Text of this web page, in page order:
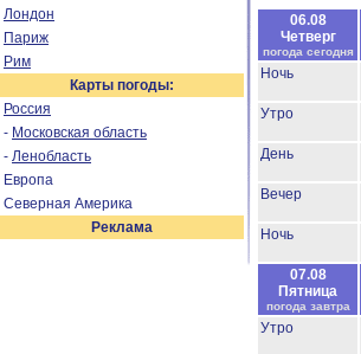
Лондон
Париж
Рим
Карты погоды:
Россия
- Московская область
- Ленобласть
Европа
Северная Америка
Реклама
06.08
Четверг
погода сегодня
Ночь
Утро
День
Вечер
Ночь
07.08
Пятница
погода завтра
Утро